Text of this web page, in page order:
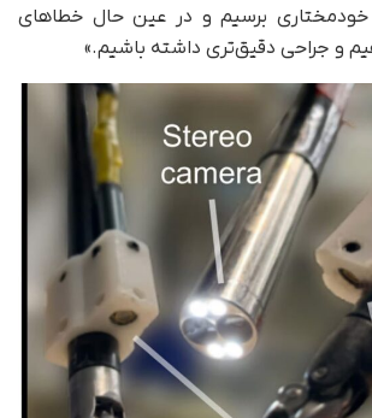
خودمختاری برسیم و در عین حال خطاهای
و جراحی دقیق‌تری داشته باشیم.»